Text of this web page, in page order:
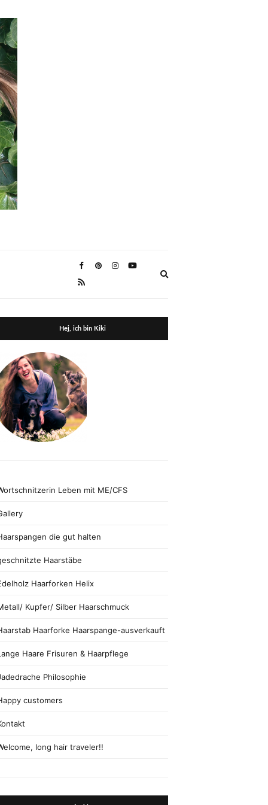
Hej, ich bin Kiki
Leben mit ME/CFS
die gut halten
Haarstäbe
Haarforken Helix
Kupfer/ Silber Haarschmuck
Haarforke Haarspange-ausverkauft
Haare Frisuren & Haarpflege
Philosophie
customers
long hair traveler!!